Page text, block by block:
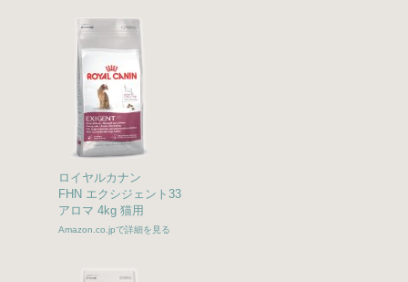
ロイヤルカナン
FHN エクシジェント33
アロマ 4kg 猫用
Amazon.co.jpで詳細を見る